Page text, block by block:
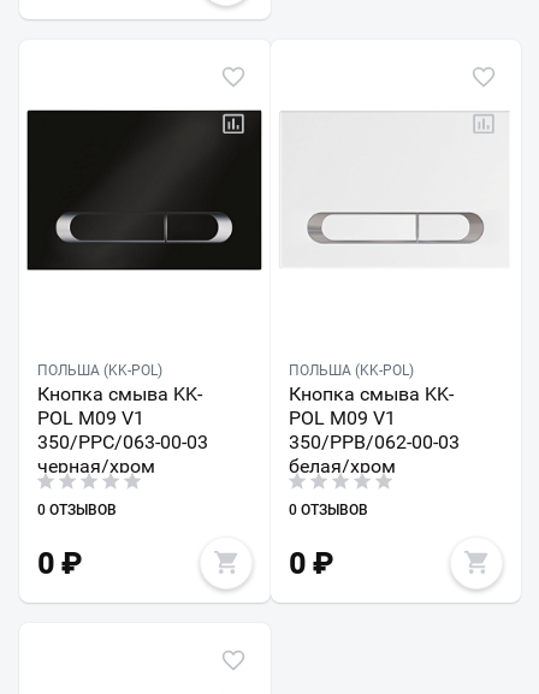
ПОЛЬША (KK-POL)
Кнопка смыва KK-
POL M09 V1
350/PPC/063-00-03
черная/хром
0 ОТЗЫВОВ
0 ₽
ПОЛЬША (KK-POL)
Кнопка смыва KK-
POL M09 V1
350/PPB/062-00-03
белая/хром
0 ОТЗЫВОВ
0₽